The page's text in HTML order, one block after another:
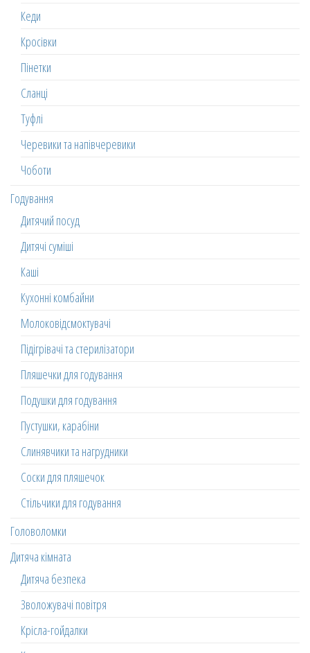
Кеди
Кросівки
Пінетки
Сланці
Туфлі
Черевики та напівчеревики
Чоботи
Годування
Дитячий посуд
Дитячі суміші
Каші
Кухонні комбайни
Молоковідсмоктувачі
Підігрівачі та стерилізатори
Пляшечки для годування
Подушки для годування
Пустушки, карабіни
Слинявчики та нагрудники
Соски для пляшечок
Стільчики для годування
Головоломки
Дитяча кімната
Дитяча безпека
Зволожувачі повітря
Крісла-гойдалки